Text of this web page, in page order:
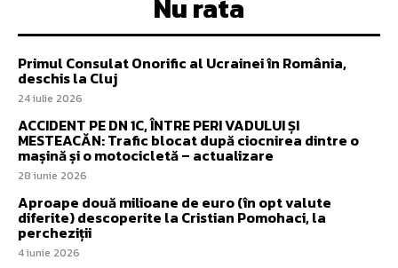
Nu rata
Primul Consulat Onorific al Ucrainei în România,
deschis la Cluj
24 iulie 2026
ACCIDENT PE DN 1C, ÎNTRE PERI VADULUI ȘI
MESTEACĂN: Trafic blocat după ciocnirea dintre o
mașină și o motocicletă – actualizare
28 iunie 2026
Aproape două milioane de euro (în opt valute
diferite) descoperite la Cristian Pomohaci, la
percheziții
4 iunie 2026